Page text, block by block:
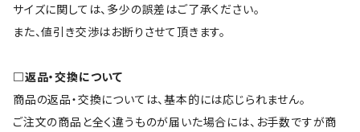
サイズに関しては、多少の誤差はご了承ください。
また、値引き交渉はお断りさせて頂きます。
□返品・交換について
商品の返品・交換については、基本的には応じられません。
ご注文の商品と全く違うものが届いた場合には、お手数ですが商